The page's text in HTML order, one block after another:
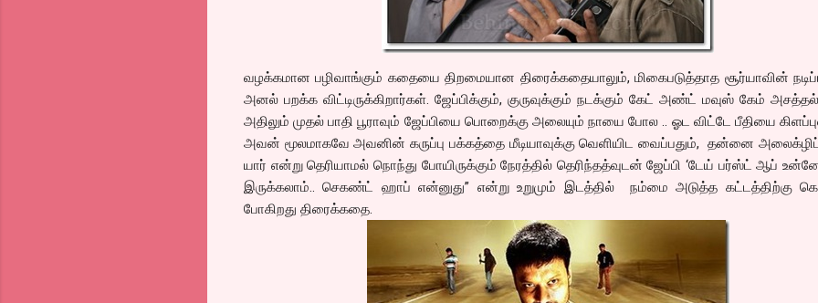
வழக்கமான பழிவாங்கும் கதையை திறமையான திரைக்கதையாலும், மிகைபடுத்தாத சூர்யாவின்
அனல் பறக்க விட்டிருக்கிறார்கள். ஜேப்பிக்கும், குருவுக்கும் நடக்கும் கேட் அண்ட் மவுஸ் கேம்
அதிலும் முதல் பாதி பூராவும் ஜேப்பியை பொறைக்கு அலையும் நாயை போல .. ஓட விட்டே பீதியை
அவன் மூலமாகவே அவனின் கருப்பு பக்கத்தை மீடியாவுக்கு வெளியிட வைப்பதும், தன்னை
யார் என்று தெரியாமல் நொந்து போயிருக்கும் நேரத்தில் தெரிந்தத்வுடன் ஜேப்பி ‘டேய் பர்ஸ்ட் ஆப்
இருக்கலாம்.. செகண்ட் ஹாப் என்னுது” என்று உறுமும் இடத்தில் நம்மை அடுத்த கட்டத்திற்கு
போகிறது திரைக்கதை.